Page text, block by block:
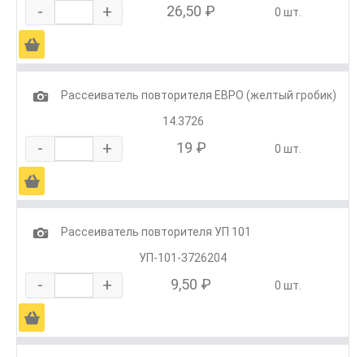
- + 26,50 ₽ 0 шт.
Ä
1
Рассеиватель повторителя ЕВРО (желтый гробик)
14.3726
- + 19 ₽ 0 шт.
Ä
1
Рассеиватель повторителя УП 101
УП-101-3726204
- + 9,50 ₽ 0 шт.
Ä